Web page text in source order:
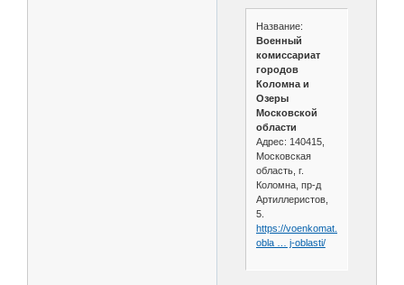
Название:
Военный
комиссариат
городов
Коломна и
Озеры
Московской
области
Адрес: 140415,
Московская
область, г.
Коломна, пр-д
Артиллеристов,
5.
https://voenkomat.info/
obla … j-oblasti/